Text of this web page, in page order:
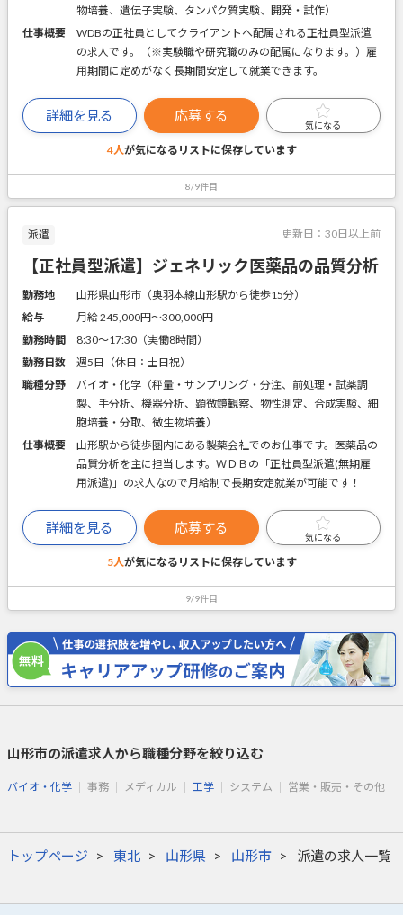
物培養、遺伝子実験、タンパク質実験、開発・試作）
仕事概要
WDBの正社員としてクライアントへ配属される正社員型派遣
の求人です。（※実験職や研究職のみの配属になります。）雇
用期間に定めがなく長期間安定して就業できます。
詳細を見る 応募する
気になる
4人が気になるリストに保存しています
8/9件目
派遣 更新日： 30日以上前
【正社員型派遣】ジェネリック医薬品の品質分析
勤務地
山形県山形市（奥羽本線山形駅から徒歩15分）
給与
月給 245,000円〜300,000円
勤務時間
8:30～17:30（実働8時間）
勤務日数
週5日（休日：土日祝）
職種分野
バイオ・化学（秤量・サンプリング・分注、前処理・試薬調
製、手分析、機器分析、顕微鏡観察、物性測定、合成実験、細
胞培養・分取、微生物培養）
仕事概要
山形駅から徒歩圏内にある製薬会社でのお仕事です。医薬品の
品質分析を主に担当します。ＷＤＢの「正社員型派遣(無期雇
用派遣)」の求人なので月給制で長期安定就業が可能です！
詳細を見る 応募する
気になる
5人が気になるリストに保存しています
9/9件目
山形市の派遣求人から職種分野を絞り込む
バイオ・化学 事務 メディカル 工学 システム 営業・販売・その他
トップページ 東北 山形県 山形市 派遣の求人一覧